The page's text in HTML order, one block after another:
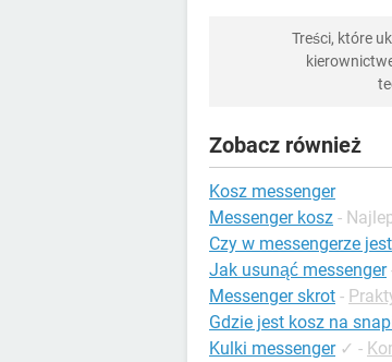
Treści, które
Zobacz również
Kosz messenger
Messenger kosz -
Czy w messengerze
Jak usunąć messenger
Messenger skrot -
Gdzie jest kosz na
Kulki messenger ✓ -